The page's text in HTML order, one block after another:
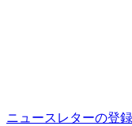
ニュースレターの登